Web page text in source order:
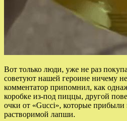
Вот только люди, уже не раз
советуют нашей героине ничему
комментатор припомнил, как
коробке из-под пиццы, другой
очки от «Gucci», которые прибыли
растворимой лапши.